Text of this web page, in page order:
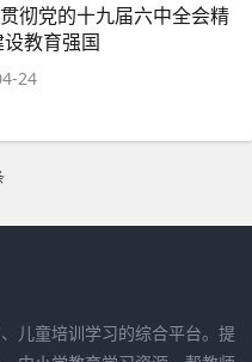
彻党的十九届六中全会精
教育强国
24
儿童培训学习的综合平台。提